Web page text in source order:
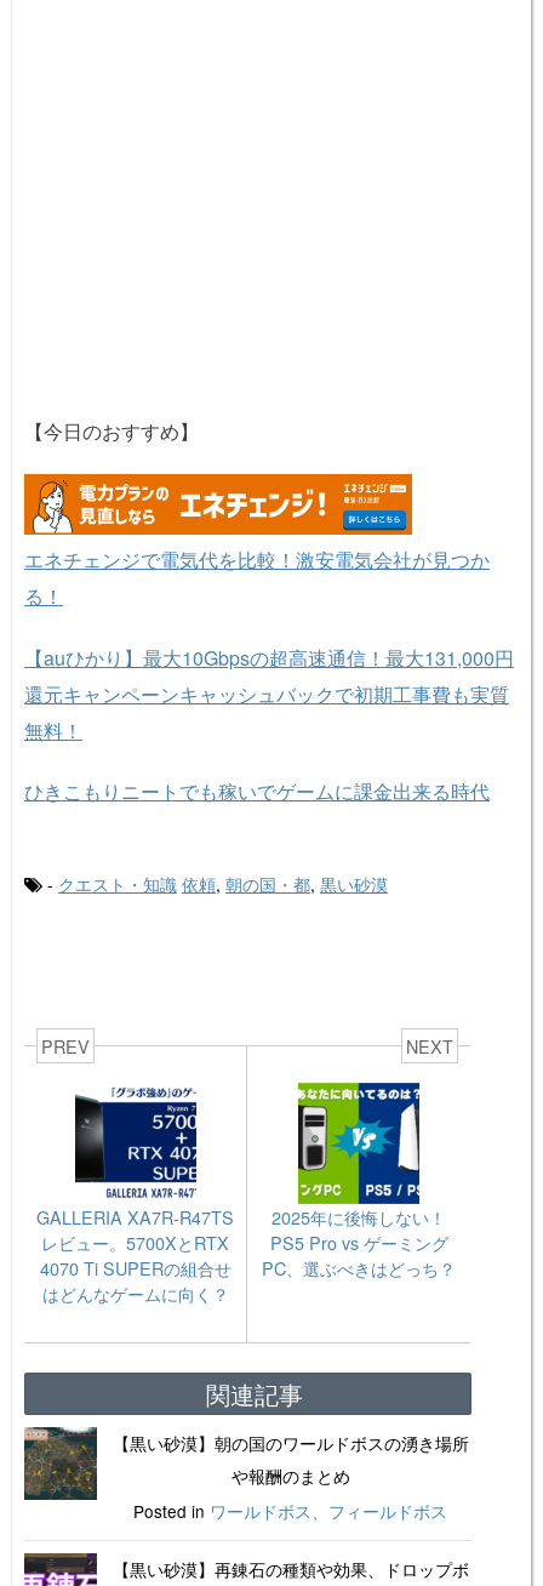
【今日のおすすめ】
エネチェンジで電気代を比較！激安電気会社が見つか
る！
【auひかり】最大10Gbpsの超高速通信！最大131,000円
還元キャンペーンキャッシュバックで初期工事費も実質
無料！
ひきこもりニートでも稼いでゲームに課金出来る時代
- クエスト・知識 依頼, 朝の国・都, 黒い砂漠
PREV
GALLERIA XA7R-R47TS
レビュー。5700XとRTX
4070 Ti SUPERの組合せ
はどんなゲームに向く？
NEXT
2025年に後悔しない！
PS5 Pro vs ゲーミング
PC、選ぶべきはどっち？
関連記事
【黒い砂漠】朝の国のワールドボスの湧き場所
や報酬のまとめ
Posted in ワールドボス、フィールドボス
【黒い砂漠】再錬石の種類や効果、ドロップボ